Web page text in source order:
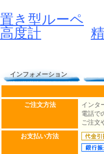
置き型ルーペ
高度計
インフォメーション
ご注文方法
インタ
電話で
ご注文
お支払い方法